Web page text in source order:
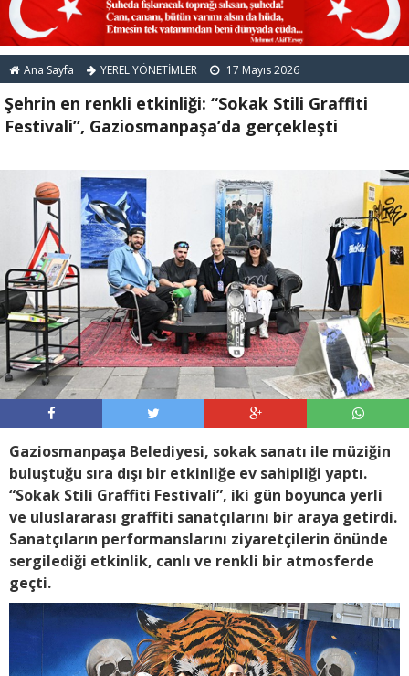
14:21 -İl Başkanı Abdullah Özdemir: “AK
Parti’nin kapısı milletine hizmet etmek isteyen
herkese açıktır”
Ana Sayfa YEREL YÖNETİMLER 17 Mayıs 2026
Şehrin en renkli etkinliği: “Sokak Stili Graffiti
Festivali”, Gaziosmanpaşa’da gerçekleşti
Gaziosmanpaşa Belediyesi, sokak sanatı ile müziğin
buluştuğu sıra dışı bir etkinliğe ev sahipliği yaptı.
“Sokak Stili Graffiti Festivali”, iki gün boyunca yerli
ve uluslararası graffiti sanatçılarını bir araya getirdi.
Sanatçıların performanslarını ziyaretçilerin önünde
sergilediği etkinlik, canlı ve renkli bir atmosferde
geçti.